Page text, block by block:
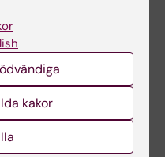
kakor